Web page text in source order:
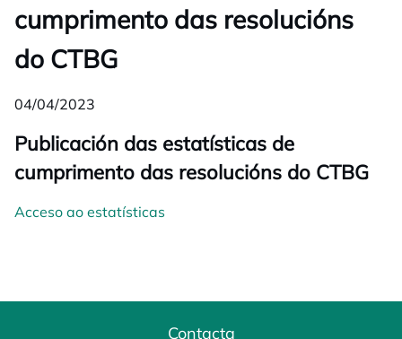
cumprimento das resolucións
do CTBG
04/04/2023
Publicación das estatísticas de
cumprimento das resolucións do CTBG
Acceso ao estatísticas
Contacta